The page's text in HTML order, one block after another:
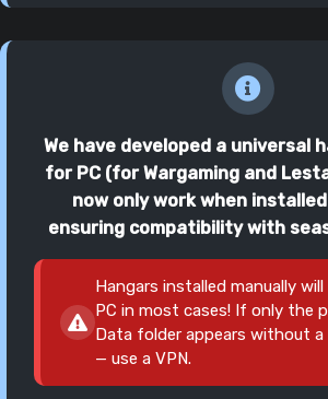
We have developed a universal
for PC (for Wargaming and
now only work when
ensuring compatibility with
Hangars installed manually
PC in most cases! If only the
Data folder appears without
— use a VPN.